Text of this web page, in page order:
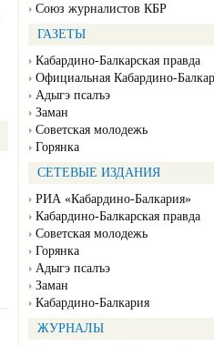
Союз журналистов КБР
ГАЗЕТЫ
Кабардино-Балкарская правда
Официальная Кабардино-
Адыгэ псалъэ
Заман
Советская молодежь
Горянка
СЕТЕВЫЕ ИЗДАНИЯ
РИА «Кабардино-Балкария»
Кабардино-Балкарская правда
Советская молодежь
Горянка
Адыгэ псалъэ
Заман
Кабардино-Балкария
ЖУРНАЛЫ